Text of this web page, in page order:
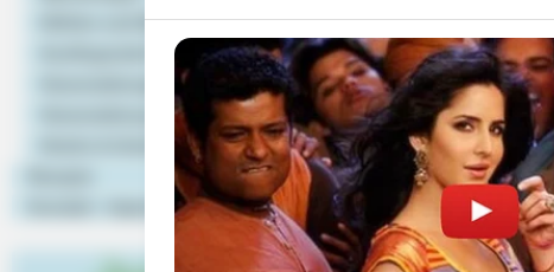
Morgen ist Hohes
Das einstige
Weißenburger
denen die antiken
Garnison für die
jederzeit kostenlos
Für den Schatz und die
Weißenburger Altstadtan
Höhlen und Bergwerke
Ausflugsziele Kinder
Veranstaltungstipps
Veranstaltung eintragen
Hotels & Unterkünfte
Kontakt - Impressum